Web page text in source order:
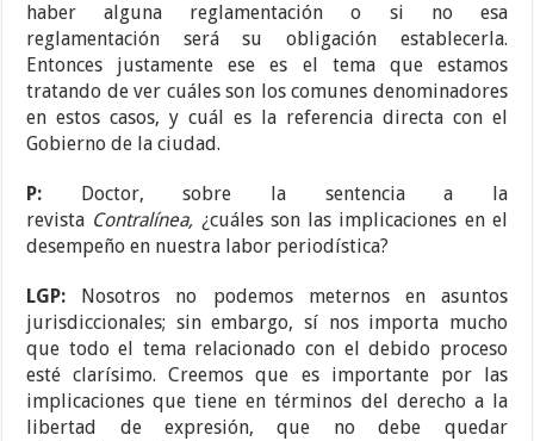
haber alguna reglamentación o si no esa
reglamentación será su obligación establecerla.
Entonces justamente ese es el tema que estamos
tratando de ver cuáles son los comunes denominadores
en estos casos, y cuál es la referencia directa con el
Gobierno de la ciudad.
P:
Doctor, sobre la sentencia a la
revista Contralínea, ¿cuáles son las implicaciones en el
desempeño en nuestra labor periodística?
LGP:
Nosotros no podemos meternos en asuntos
jurisdiccionales; sin embargo, sí nos importa mucho
que todo el tema relacionado con el debido proceso
esté clarísimo. Creemos que es importante por las
implicaciones que tiene en términos del derecho a la
libertad de expresión, que no debe quedar